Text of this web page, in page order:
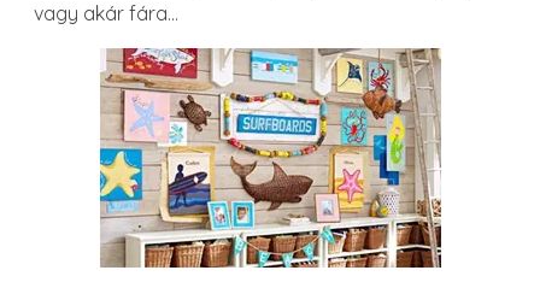
vagy akár fára…